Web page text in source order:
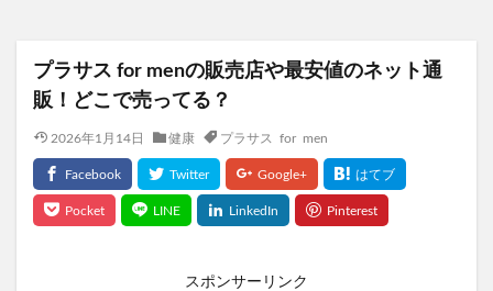
プラサス for menの販売店や最安値のネット通
販！どこで売ってる？
2026年1月14日 健康 プラサス for men
スポンサーリンク